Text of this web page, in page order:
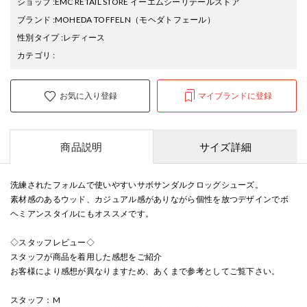
ブランド :MOHEDA TOFFELN （モヘダトフェール）
性別タイプ:レディース
カテゴリ :
お気に入り登録 マイブランドに登録
商品説明 サイズ詳細
洗練されたフォルムで使いやすいサボサンダルクロッグシューズ。
素材感のあるウッド、カジュアル感がありながら個性を放つデザインでボ
ヘミアンスタイルにもオススメです。
◇スタッフレビュー◇
スタッフが商品を着用した感想をご紹介
お客様により感想が異なりますため、あくまで参考としてご覧下さい。
スタッフ：M